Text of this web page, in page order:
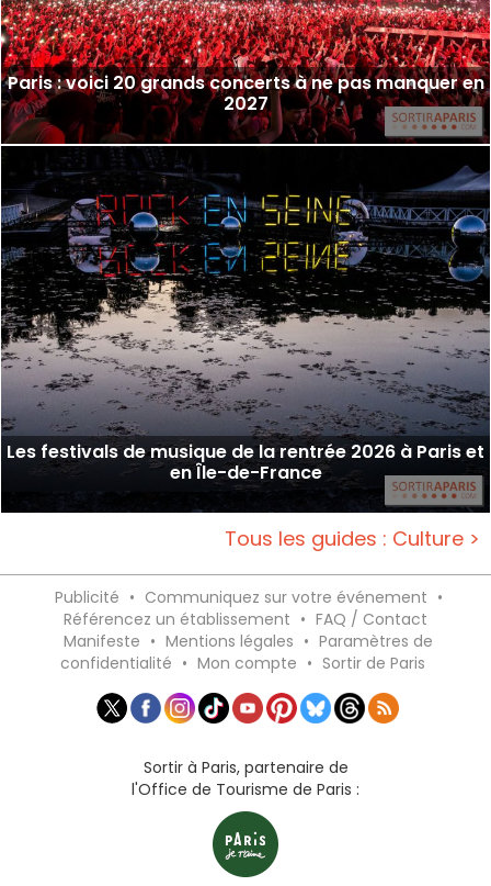
Paris : voici 20 grands concerts à ne pas manquer en
2027
Les festivals de musique de la rentrée 2026 à Paris et
en Île-de-France
Tous les guides : Culture >
Publicité • Communiquez sur votre événement •
Référencez un établissement • FAQ / Contact
Manifeste • Mentions légales • Paramètres de
confidentialité • Mon compte • Sortir de Paris
Sortir à Paris, partenaire de
l'Office de Tourisme de Paris :